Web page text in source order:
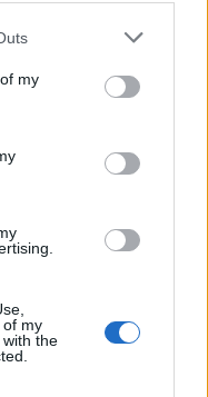
my
of my
the